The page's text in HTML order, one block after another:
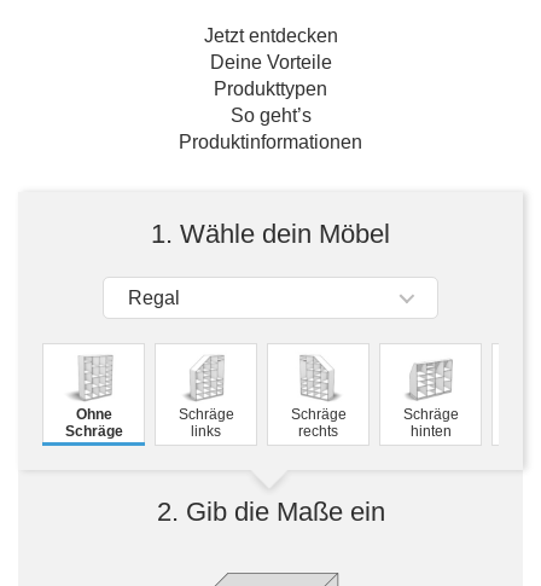
Jetzt entdecken
Deine Vorteile
Produkttypen
So geht’s
Produktinformationen
1. Wähle dein Möbel
Regal
Ohne
Schräge
Schräge
links
Schräge
rechts
Schräge
hinten
2. Gib die Maße ein
Wandboards